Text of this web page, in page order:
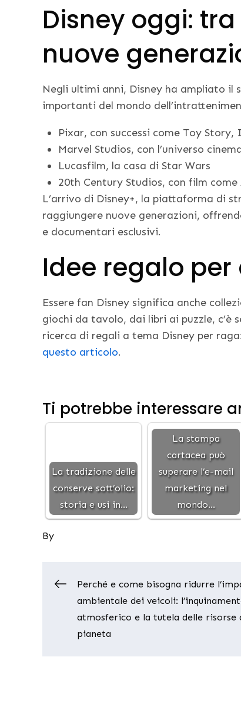
Disney oggi:
nuove
Negli ultimi anni, Disney ha ampliato il
importanti del mondo
Pixar, con successi come Toy Story,
Marvel Studios, con l’universo
Lucasfilm, la casa di Star Wars
20th Century Studios, con film
L’arrivo di Disney+, la piattaforma di
raggiungere nuove generazioni,
e documentari esclusivi.
Idee regalo
Essere fan Disney significa anche
giochi da tavolo, dai libri ai puzzle, c’è
ricerca di regali a tema Disney per
questo articolo.
Ti potrebbe interessare
La tradizione delle
conserve sott’olio:
storia e usi in…
La stampa
cartacea può
superare l’e-mail
marketing nel
mondo…
By
Navigazione
articoli
Perché e come bisogna ridurre
ambientale dei veicoli:
atmosferico e la tutela delle risorse
pianeta